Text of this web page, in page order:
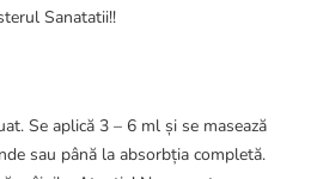
Sanatatii!!
Se aplică 3 – 6 ml și se masează
sau până la absorbția completă.